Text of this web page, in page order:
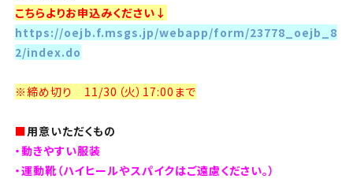
こちらよりお申込みください↓
https://oejb.f.msgs.jp/webapp/form/23778_oejb_8
2/index.do
※締め切り 11/30（火）17:00まで
■用意いただくもの
・動きやすい服装
・運動靴（ハイヒールやスパイクはご遠慮ください。）